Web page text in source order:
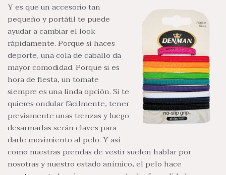
Y es que un accesorio tan
pequeño y portátil te puede
ayudar a cambiar el look
rápidamente. Porque si haces
deporte, una cola de caballo da
mayor comodidad. Porque si es
hora de fiesta, un tomate
siempre es una linda opción. Si te
quieres ondular fácilmente, tener
previamente unas trenzas y luego
desarmarlas serán claves para
darle movimiento al pelo. Y así
como nuestras prendas de vestir suelen hablar por
nosotras y nuestro estado anímico, el pelo hace